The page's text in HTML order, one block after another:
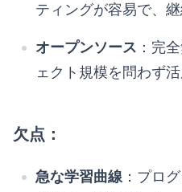
ティングが容易で、
オープンソース ：完
ェクト規模を問わず活
欠点：
急な学習曲線：プロ